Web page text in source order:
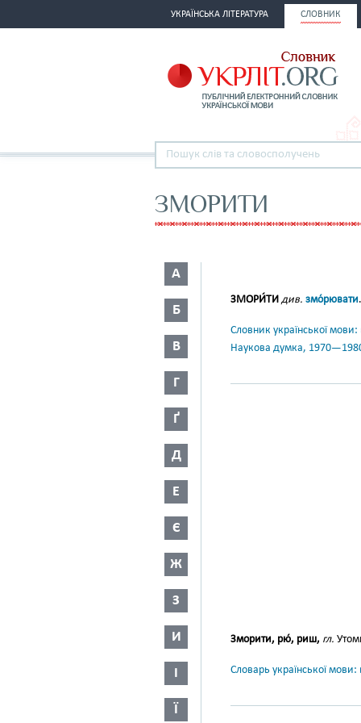
УКРАЇНСЬКА ЛІТЕРАТУРА СЛОВНИК
ЗМОРИТИ
А
Б
В
Г
Ґ
Д
Е
Є
Ж
З
И
І
Ї
ЗМОРИ́ТИ див. змо́рювати.
Словник української
Наукова думка,
Зморити, рю́, риш, гл.
Словарь української